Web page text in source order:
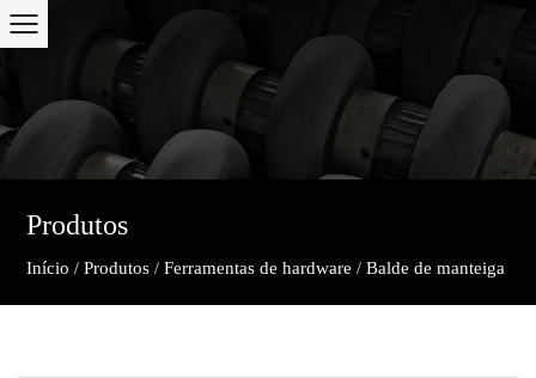
Produtos
Início /Produtos /Ferramentas de hardware /Balde de manteiga